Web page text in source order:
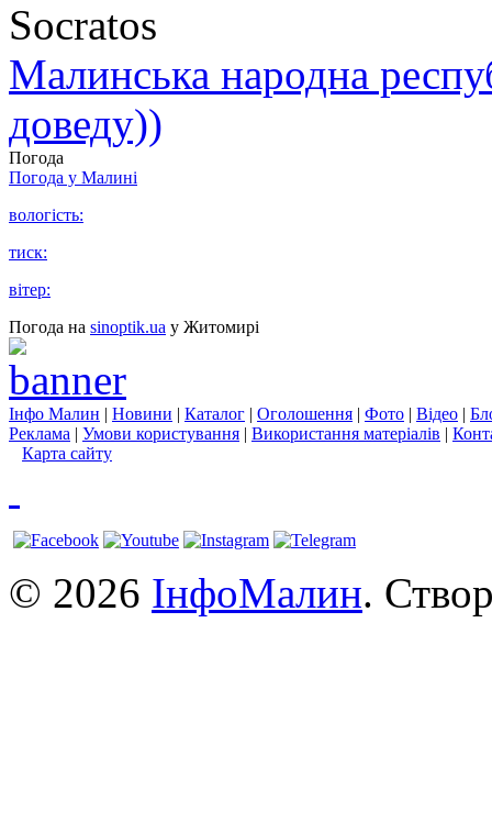
Socratos
Малинська народна
доведу))
Погода
Погода у Малині
вологість:
тиск:
вітер:
Погода на sinoptik.ua у Житомирі
Інфо Малин | Новини | Каталог | Оголошення | Фото | Відео |
Реклама | Умови користування | Використання матеріалів |
Карта сайту
© 2026 ІнфоМалин.